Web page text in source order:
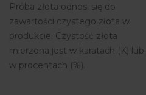
Próba złota odnosi się do
zawartości czystego złota w
produkcie. Czystość złota
mierzona jest w karatach (K) lub
w procentach (%).